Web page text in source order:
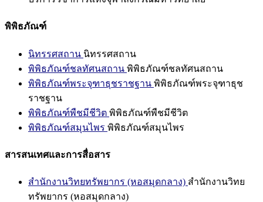
พิพิธภัณฑ์
นิทรรศสถาน นิทรรศสถาน
พิพิธภัณฑ์ชลทัศนสถาน พิพิธภัณฑ์ชลทัศนสถาน
พิพิธภัณฑ์พระจุฑาธุชราชฐาน พิพิธภัณฑ์พระจุฑาธุช
ราชฐาน
พิพิธภัณฑ์พืชมีชีวิต พิพิธภัณฑ์พืชมีชีวิต
พิพิธภัณฑ์สมุนไพร พิพิธภัณฑ์สมุนไพร
สารสนเทศและการสื่อสาร
สำนักงานวิทยทรัพยากร (หอสมุดกลาง) สำนักงานวิทย
ทรัพยากร (หอสมุดกลาง)